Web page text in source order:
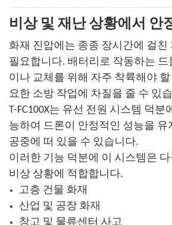
비상 및 재난 상황에서 안
화재 진압에는 종종 장시간에 걸친
필요합니다. 배터리로 작동하는 드
이나 교체를 위해 자주 착륙해야
요한 소방 작업에 차질을 줄 수 있
T-FC100X는 유선 전원 시스템 덕분
능하여 드론이 안정적인 성능을 유
공중에 떠 있을 수 있습니다.
이러한 기능 덕분에 이 시스템은
비상 상황에 적합합니다.
고층 건물 화재
산업 및 공장 화재
창고 및 물류센터 사고